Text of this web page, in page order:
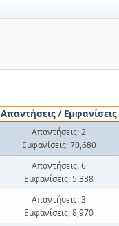
Απαντήσεις/ Εμφανίσεις
Απαντήσεις: 2
Εμφανίσεις: 70,680
Απαντήσεις: 6
Εμφανίσεις: 5,338
Απαντήσεις: 3
Εμφανίσεις: 8,970